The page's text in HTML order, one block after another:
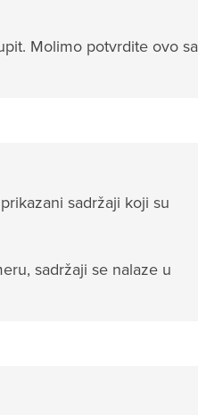
Molimo potvrdite ovo sa
sadržaji koji su
sadržaji se nalaze u